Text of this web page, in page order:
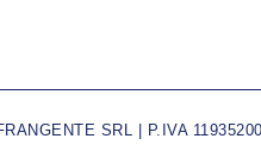
SRL | P.IVA